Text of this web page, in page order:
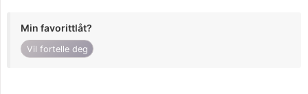
Min favorittlåt?
Vil fortelle deg